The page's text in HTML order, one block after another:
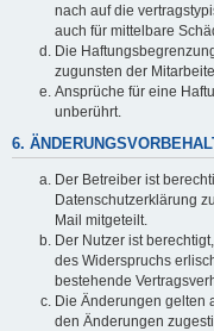
nach auf die
auch für mittelbare
Die
zugunsten der
Ansprüche für eine
unberührt.
6.
Der Betreiber ist
Datenschutzerklärung
Mail mitgeteilt.
Der Nutzer ist
des Widerspruchs
bestehende
Die Änderungen gelten
den Änderungen